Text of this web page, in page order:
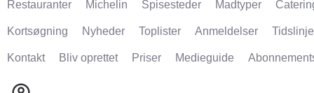
Restauranter Michelin Spisesteder Madtyper
Kortsøgning Nyheder Toplister Anmeldelser Tidslinje
Kontakt Bliv oprettet Priser Medieguide